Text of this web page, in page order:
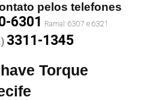
pelos telefones
6301
3311-1345
Torque